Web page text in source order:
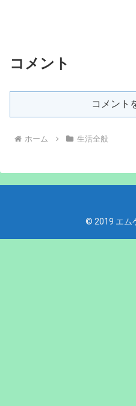
コメント
コメント
ホーム 生活全般
© 2019 エム